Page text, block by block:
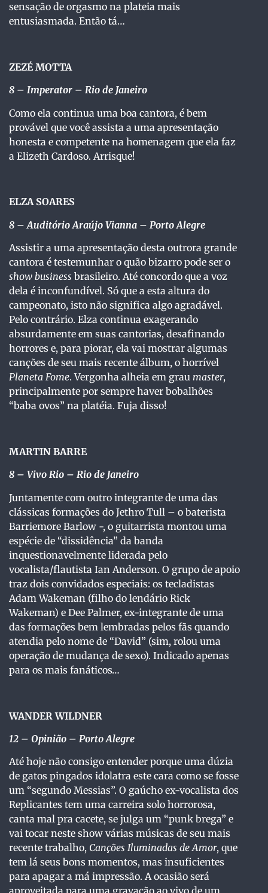
sensação de orgasmo na plateia mais
entusiasmada. Então tá…
ZEZÉ MOTTA
8 – Imperator – Rio de Janeiro
Como ela continua uma boa cantora, é bem
provável que você assista a uma apresentação
honesta e competente na homenagem que ela faz
a Elizeth Cardoso. Arrisque!
ELZA SOARES
8 – Auditório Araújo Vianna – Porto Alegre
Assistir a uma apresentação desta outrora grande
cantora é testemunhar o quão bizarro pode ser o
show business brasileiro. Até concordo que a voz
dela é inconfundível. Só que a esta altura do
campeonato, isto não significa algo agradável.
Pelo contrário. Elza continua exagerando
absurdamente em suas cantorias, desafinando
horrores e, para piorar, ela vai mostrar algumas
canções de seu mais recente álbum, o horrível
Planeta Fome. Vergonha alheia em grau master,
principalmente por sempre haver bobalhões
“baba ovos” na platéia. Fuja disso!
MARTIN BARRE
8 – Vivo Rio – Rio de Janeiro
Juntamente com outro integrante de uma das
clássicas formações do Jethro Tull – o baterista
Barriemore Barlow -, o guitarrista montou uma
espécie de “dissidência” da banda
inquestionavelmente liderada pelo
vocalista/flautista Ian Anderson. O grupo de apoio
traz dois convidados especiais: os tecladistas
Adam Wakeman (filho do lendário Rick
Wakeman) e Dee Palmer, ex-integrante de uma
das formações bem lembradas pelos fãs quando
atendia pelo nome de “David” (sim, rolou uma
operação de mudança de sexo). Indicado apenas
para os mais fanáticos…
WANDER WILDNER
12 – Opinião – Porto Alegre
Até hoje não consigo entender porque uma dúzia
de gatos pingados idolatra este cara como se fosse
um “segundo Messias”. O gaúcho ex-vocalista dos
Replicantes tem uma carreira solo horrorosa,
canta mal pra cacete, se julga um “punk brega” e
vai tocar neste show várias músicas de seu mais
recente trabalho, Canções Iluminadas de Amor, que
tem lá seus bons momentos, mas insuficientes
para apagar a má impressão. A ocasião será